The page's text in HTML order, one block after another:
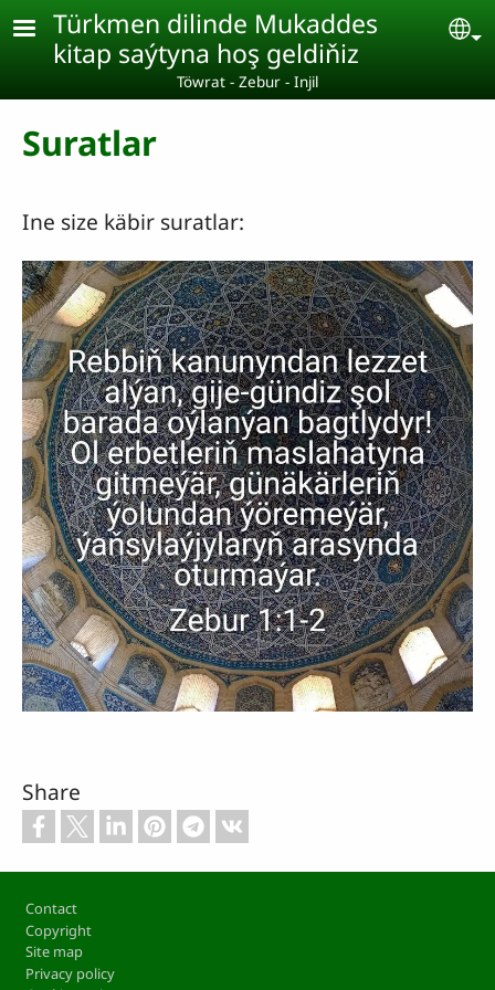
Skip to main content
Türkmen dilinde Mukaddes
kitap saýtyna hoş geldiňiz
Töwrat - Zebur - Injil
Suratlar
Ine size käbir suratlar:
Share
Footer
Contact
Copyright
Site map
Privacy policy